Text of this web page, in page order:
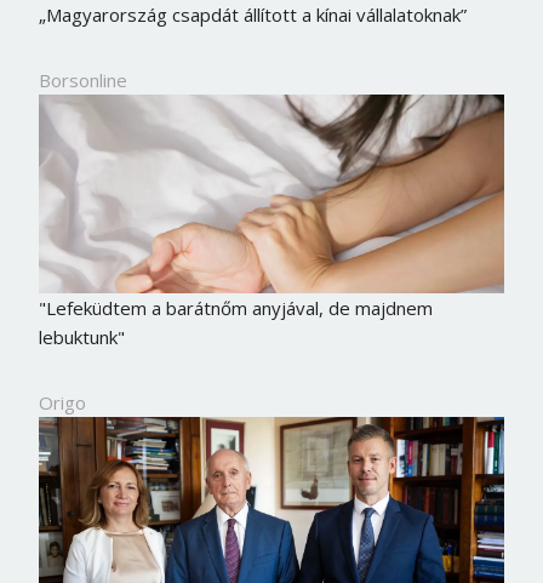
„Magyarország csapdát állított a kínai vállalatoknak”
Borsonline
"Lefeküdtem a barátnőm anyjával, de majdnem
lebuktunk"
Origo